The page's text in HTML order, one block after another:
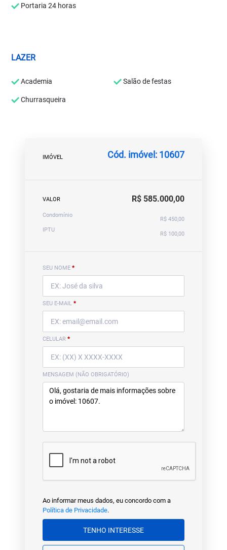
Portaria 24 horas
LAZER
Academia Salão de festas
Churrasqueira
IMÓVEL Cód. imóvel: 10607
VALOR R$ 585.000,00
Condomínio
R$ 450,00
IPTU
R$ 100,00
SEU NOME *
SEU E-MAIL *
CELULAR *
MENSAGEM (NÃO OBRIGATÓRIO)
Ao informar meus dados, eu concordo com a
Política de Privacidade.
TENHO INTERESSE